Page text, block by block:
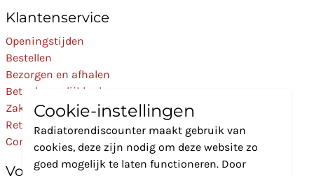
Klantenservice
Openingstijden
Bestellen
Bezorgen en afhalen
Betaalmogelijkheden
Zakelijk
Retourneren
Contact
Volg Ons
Cookie-instellingen
Radiatorendiscounter maakt gebruik van
cookies, deze zijn nodig om deze website zo
goed mogelijk te laten functioneren. Door